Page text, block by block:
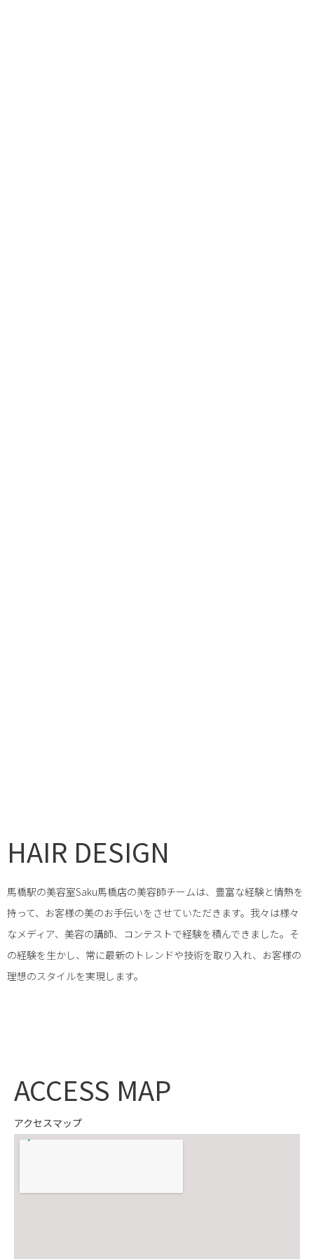
HAIR DESIGN
馬橋駅の美容室Saku馬橋店の美容師チームは、豊富な経験と情熱を
持って、お客様の美のお手伝いをさせていただきます。我々は様々
なメディア、美容の講師、コンテストで経験を積んできました。そ
の経験を生かし、常に最新のトレンドや技術を取り入れ、お客様の
理想のスタイルを実現します。
ACCESS MAP
アクセスマップ